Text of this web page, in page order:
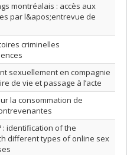
montréalais : accès aux
par l&apos;entrevue de
criminelles
sexuellement en compagnie
de vie et passage à l’acte
la consommation de
: identification of the
different types of online sex